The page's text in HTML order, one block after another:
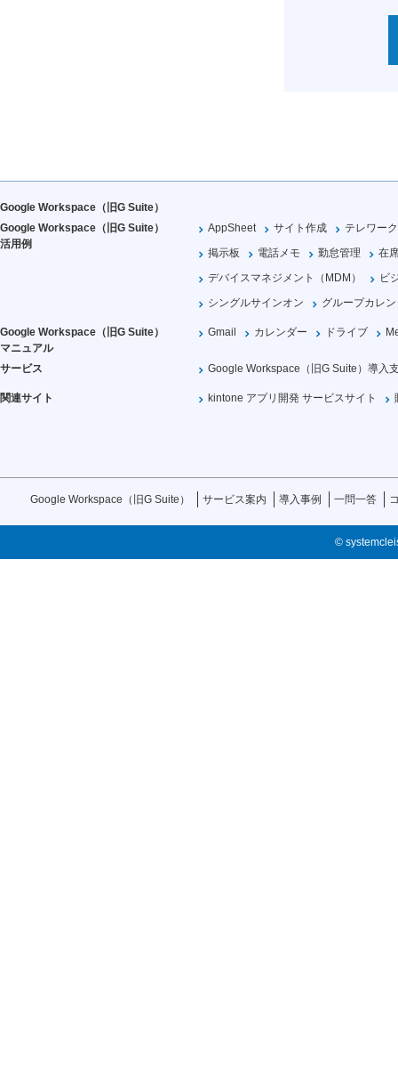
Google Workspace（旧G Suite）
Google Workspace（旧G Suite）
活用例
AppSheet サイト作成
テレワーク
掲示板
電話メモ 勤怠管理
在
デバイスマネジメント（MDM）
ビ
シングルサインオン
グループカレ
Google Workspace（旧G Suite）
マニュアル
Gmail カレンダー ドライブ
サービス Google Workspace（旧G Suite）導入
関連サイト kintone アプリ開発 サービスサイト
Google Workspace（旧G Suite） サービス案内 導入事例 一問一答
©